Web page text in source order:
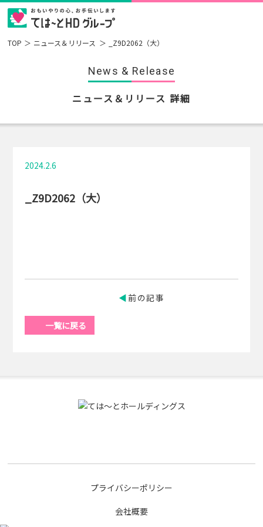
TOP ニュース＆リリース _Z9D2062（大）
News & Release
ニュース＆リリース 詳細
2024.2.6
_Z9D2062（大）
前の記事
一覧に戻る
プライバシーポリシー
会社概要